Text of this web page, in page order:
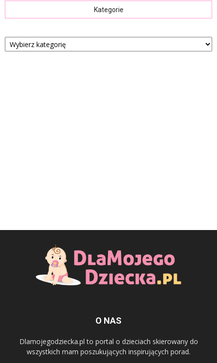
Kategorie
Kategorie
O NAS
Dlamojegodziecka.pl to portal o dzieciach skierowany do
wszystkich mam poszukujących inspirujących porad.